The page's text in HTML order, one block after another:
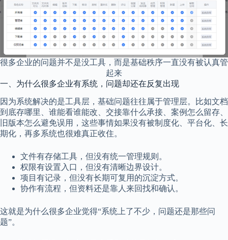
很多企业的问题并不是没工具，而是基础秩序一直没有被认真管
起来
一、为什么很多企业有系统，问题却还在反复出现
因为系统解决的是工具层，基础问题往往属于管理层。比如文档
到底存哪里、谁能看谁能改、交接靠什么承接、案例怎么留存、
旧版本怎么避免误用，这些事情如果没有被制度化、平台化、长
期化，再多系统也很难真正收住。
文件有存储工具，但没有统一管理规则。
权限有设置入口，但没有清晰边界设计。
项目有记录，但没有长期可复用的沉淀方式。
协作有流程，但资料还是靠人来回找和确认。
这就是为什么很多企业觉得“系统上了不少，问题还是那些问
题”。